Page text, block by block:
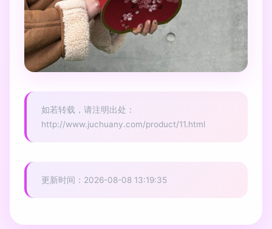
如若转载，请注明出处：
http://www.juchuany.com/product/11.html
更新时间：2026-08-08 13:19:35